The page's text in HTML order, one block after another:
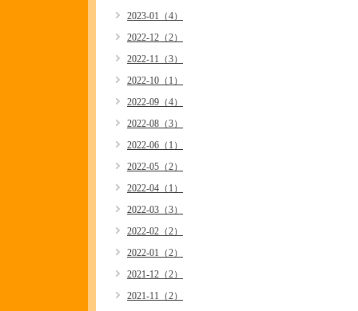
2023-01（4）
2022-12（2）
2022-11（3）
2022-10（1）
2022-09（4）
2022-08（3）
2022-06（1）
2022-05（2）
2022-04（1）
2022-03（3）
2022-02（2）
2022-01（2）
2021-12（2）
2021-11（2）